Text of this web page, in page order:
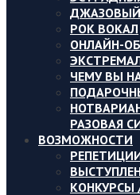
РОК ВОКАЛ
ОНЛАЙН-
ЧЕМУ ВЫ
РАЗОВАЯ
ВОЗМОЖНОСТИ
КОНКУРСЫ